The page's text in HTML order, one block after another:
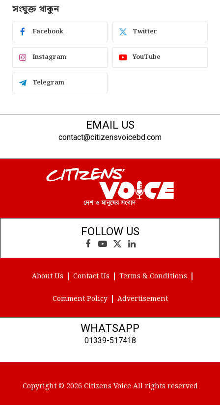
সংযুক্ত থাকুন
Facebook Twitter
Instagram YouTube
Telegram
EMAIL US
contact@citizensvoicebd.com
FOLLOW US
Facebook
YouTube
X
(Twitter)
LinkedIn
About Us Contact Us Terms & Conditions
Comment Policy Advertisement
WHATSAPP
01339-517418
Copyright © 2026 Citizens Voice All rights reserved